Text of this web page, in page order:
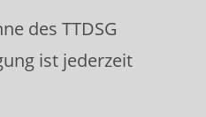
des TTDSG
ist jederzeit